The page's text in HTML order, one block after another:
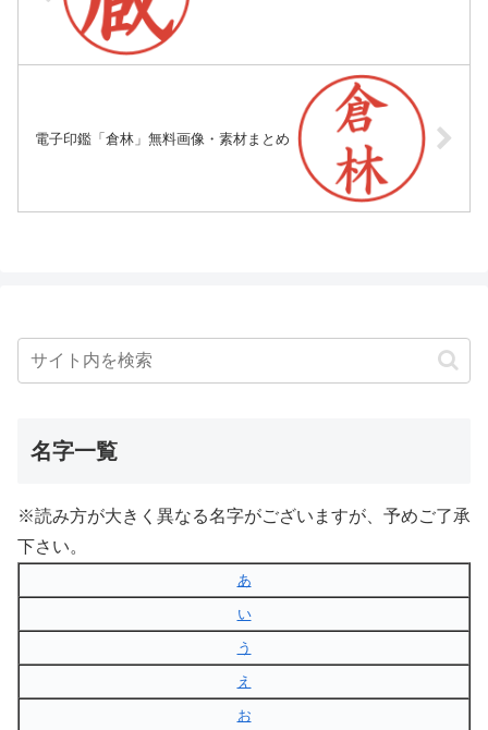
電子印鑑「倉林」無料画像・素材まとめ
名字一覧
※読み方が大きく異なる名字がございますが、予めご了承
下さい。
あ
い
う
え
お